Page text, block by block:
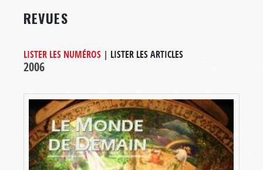
REVUES
LISTER LES NUMÉROS | LISTER LES ARTICLES
2006